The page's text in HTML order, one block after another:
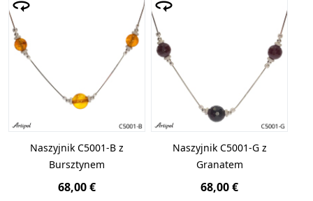
Naszyjnik C5001-B z
Bursztynem
68,00 €
Naszyjnik C5001-G z
Granatem
68,00 €